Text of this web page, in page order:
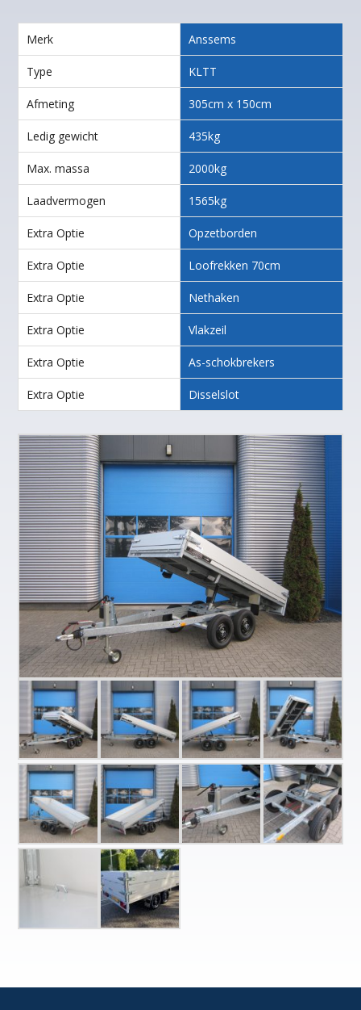
Merk Anssems
Type KLTT
Afmeting 305cm x 150cm
Ledig gewicht 435kg
Max. massa 2000kg
Laadvermogen 1565kg
Extra Optie Opzetborden
Extra Optie Loofrekken 70cm
Extra Optie Nethaken
Extra Optie Vlakzeil
Extra Optie As-schokbrekers
Extra Optie Disselslot